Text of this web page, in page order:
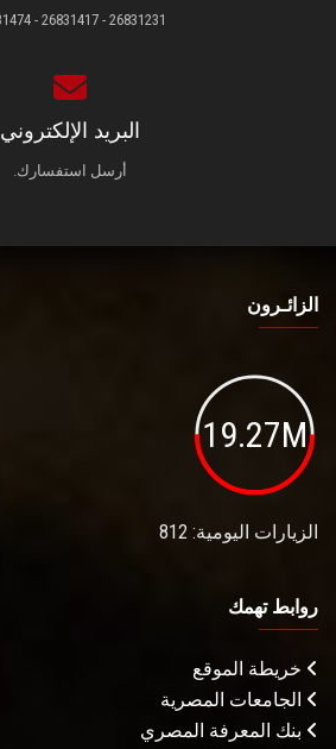
26831231 - 26831417 - 26831474
البريد الإلكتروني
أرسل استفسارك.
الزائـرون
19.27M
الزيارات اليومية: 812
روابط تهمك
خريطة الموقع
الجامعات المصرية
بنك المعرفة المصري